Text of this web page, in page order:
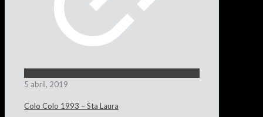
5 abril, 2019
Colo Colo 1993 – Sta Laura